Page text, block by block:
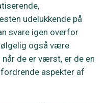
udelukkende på
svare igen overfor
også være
de er værst, er de en
aspekter af